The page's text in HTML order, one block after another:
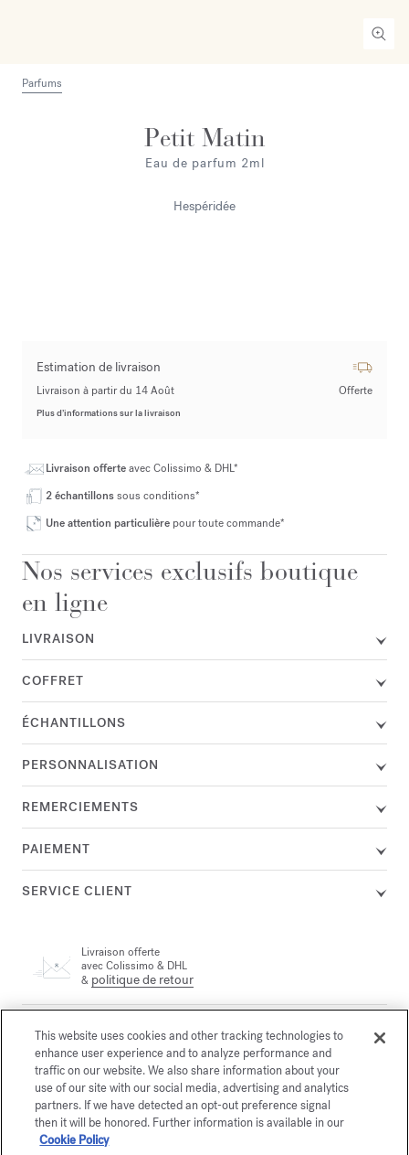
Parfums
Petit Matin
Eau de parfum 2ml
Hespéridée
Estimation de livraison
Livraison à partir du 14 Août Offerte
Plus d’informations sur la livraison
Livraison offerteavec Colissimo & DHL*
2 échantillonssous conditions*
Une attention particulière pour toute commande*
Nos services exclusifs boutique
en ligne
LIVRAISON
COFFRET
ÉCHANTILLONS
PERSONNALISATION
REMERCIEMENTS
PAIEMENT
SERVICE CLIENT
Livraison offerte
avec Colissimo & DHL
& politique de retour
72 95 09 89 le lundi de 9h à 19h et du mardi au vendredi de
10h à 19h, ou paremail
Paiement sécurisé
This website uses cookies and other tracking technologies to
enhance user experience and to analyze performance and
traffic on our website. We also share information about your
use of our site with our social media, advertising and analytics
partners. If we have detected an opt-out preference signal
then it will be honored. Further information is available in our
Cookie Policy